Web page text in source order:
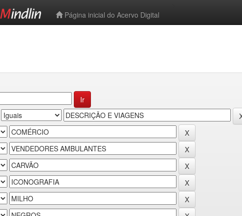
Página inicial do Acervo Digital